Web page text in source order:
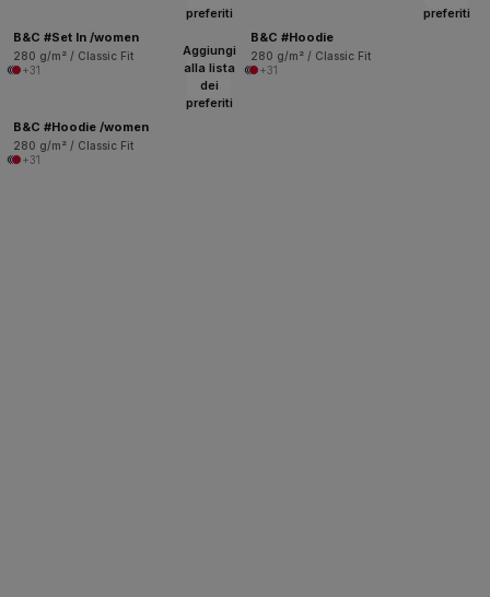
preferiti
B&C #Set In /women
280 g/m² / Classic Fit
+31
preferiti
B&C #Hoodie
280 g/m² / Classic Fit
+31
Aggiungi
alla lista
dei
preferiti
B&C #Hoodie /women
280 g/m² / Classic Fit
+31